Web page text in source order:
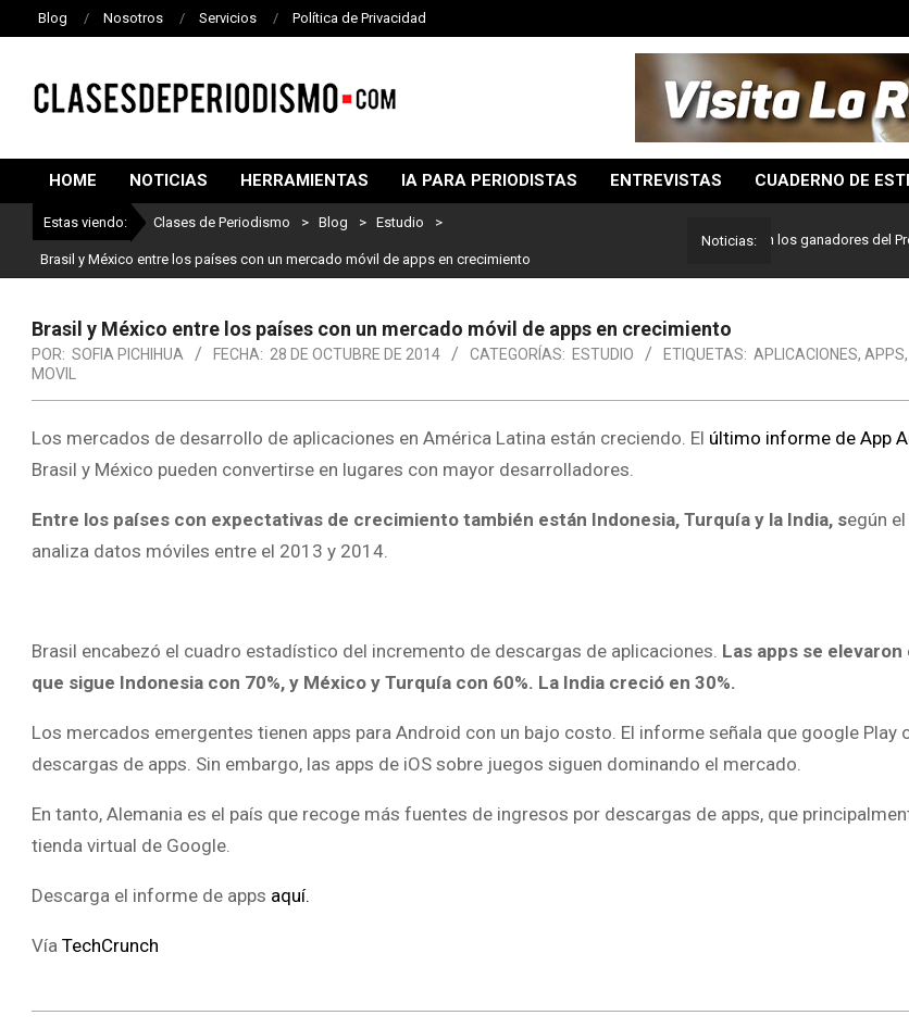
Blog Nosotros Servicios Política de Privacidad
DE
PERIODISMO
HOME NOTICIAS HERRAMIENTAS IA PARA PERIODISTAS ENTREVISTAS CUADERNO DE
Estas viendo: Clases de Periodismo > Blog > Estudio >
Brasil y México entre los países con un mercado móvil de apps en crecimiento
Noticias:
Lo mejor del periodismo: Estos son los ganadores del Premio
Brasil y México entre los países con un mercado móvil de apps en crecimiento
POR: SOFIA PICHIHUA FECHA: 28 DE OCTUBRE DE 2014 CATEGORÍAS: ESTUDIO ETIQUETAS: APLICACIONES, APPS,
MOVIL
Los mercados de desarrollo de aplicaciones en América Latina están creciendo. El último informe de App
Brasil y México pueden convertirse en lugares con mayor desarrolladores.
Entre los países con expectativas de crecimiento también están Indonesia, Turquía y la India, según
analiza datos móviles entre el 2013 y 2014.
Brasil encabezó el cuadro estadístico del incremento de descargas de aplicaciones. Las apps se
que sigue Indonesia con 70%, y México y Turquía con 60%. La India creció en 30%.
Los mercados emergentes tienen apps para Android con un bajo costo. El informe señala que google Play
descargas de apps. Sin embargo, las apps de iOS sobre juegos siguen dominando el mercado.
En tanto, Alemania es el país que recoge más fuentes de ingresos por descargas de apps, que
tienda virtual de Google.
Descarga el informe de apps aquí.
Vía TechCrunch